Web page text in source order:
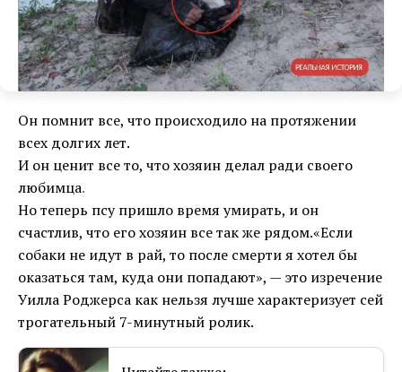
Он помнит все, что происходило на протяжении
всех долгих лет.
И он ценит все то, что хозяин делал ради своего
любимца.
Но теперь псу пришло время умирать, и он
счастлив, что его хозяин все так же рядом.«Если
собаки не идут в рай, то после смерти я хотел бы
оказаться там, куда они попадают», — это изречение
Уилла Роджерса как нельзя лучше характеризует сей
трогательный 7-минутный ролик.